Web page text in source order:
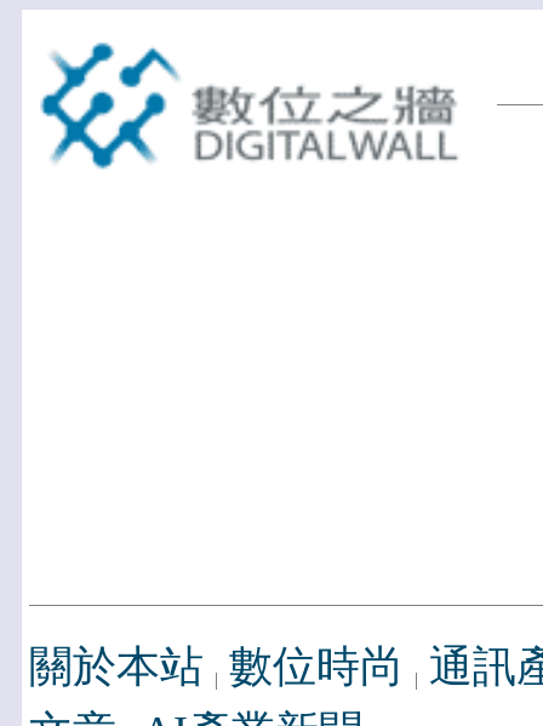
關於本站 數位時尚
通訊